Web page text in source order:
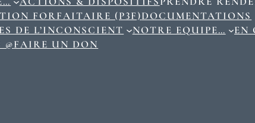
FORFAITAIRE (P3F)DOCUMENTATIONS
DE L’INCONSCIENT
NOTRE EQUIPE…
EN
FAIRE UN DON